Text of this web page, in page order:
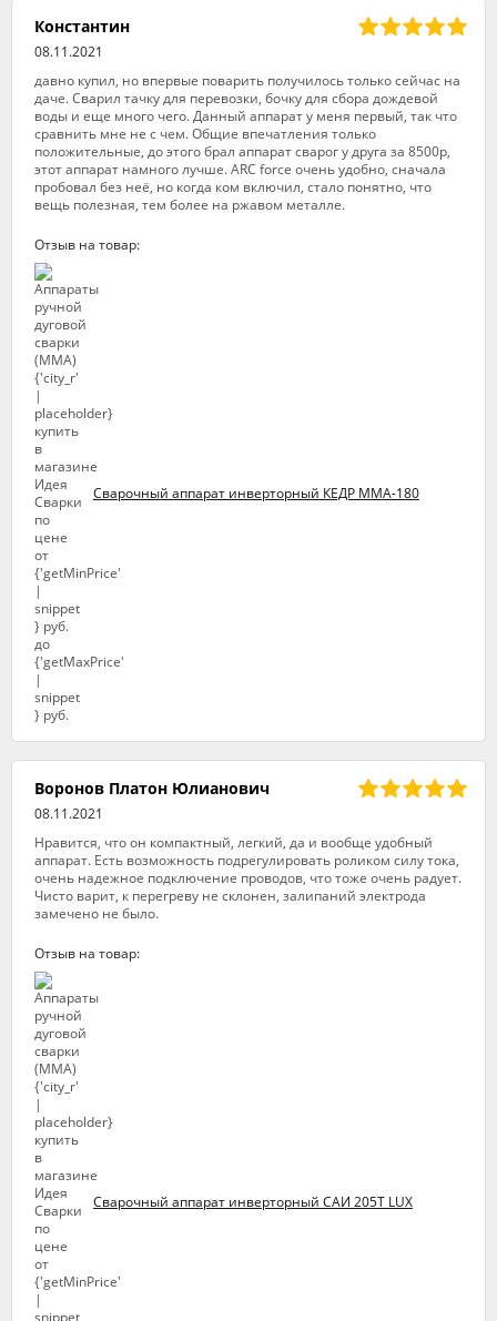
Константин
08.11.2021
давно купил, но впервые поварить получилось только сейчас на
даче. Сварил тачку для перевозки, бочку для сбора дождевой
воды и еще много чего. Данный аппарат у меня первый, так что
сравнить мне не с чем. Общие впечатления только
положительные, до этого брал аппарат сварог у друга за 8500р,
этот аппарат намного лучше. ARC force очень удобно, сначала
пробовал без неё, но когда ком включил, стало понятно, что
вещь полезная, тем более на ржавом металле.
Отзыв на товар:
Сварочный аппарат инверторный КЕДР ММА-180
Воронов Платон Юлианович
08.11.2021
Нравится, что он компактный, легкий, да и вообще удобный
аппарат. Есть возможность подрегулировать роликом силу тока,
очень надежное подключение проводов, что тоже очень радует.
Чисто варит, к перегреву не склонен, залипаний электрода
замечено не было.
Отзыв на товар:
Сварочный аппарат инверторный САИ 205Т LUX